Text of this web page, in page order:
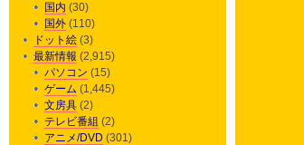
国内 (30)
国外 (110)
ドット絵 (3)
最新情報 (2,915)
パソコン (15)
ゲーム (1,445)
文房具 (2)
テレビ番組 (2)
アニメ/DVD (301)